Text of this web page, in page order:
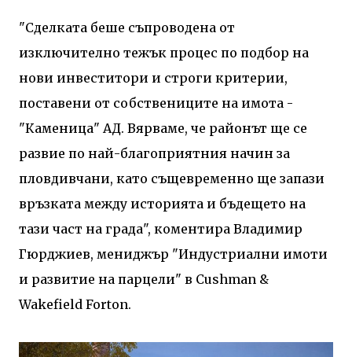
"Сделката беше съпроводена от
изключително тежък процес по подбор на
нови инвеститори и строги критерии,
поставени от собствениците на имота -
"Каменица" АД. Вярваме, че районът ще се
развие по най-благоприятния начин за
пловдивчани, като същевременно ще запази
връзката между историята и бъдещето на
тази част на града", коментира Владимир
Гюрджиев, мениджър "Индустриални имоти
и развитие на парцели" в Cushman &
Wakefield Forton.